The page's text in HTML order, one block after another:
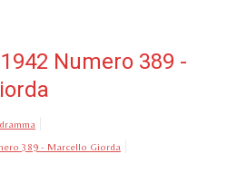
Numero 389 -
389 - Marcello Giorda